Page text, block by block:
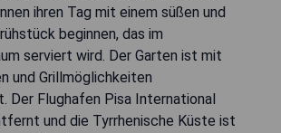
ihren Tag mit einem süßen und
beginnen, das im
serviert wird. Der Garten ist mit
und Grillmöglichkeiten
Der Flughafen Pisa International
und die Tyrrhenische Küste ist